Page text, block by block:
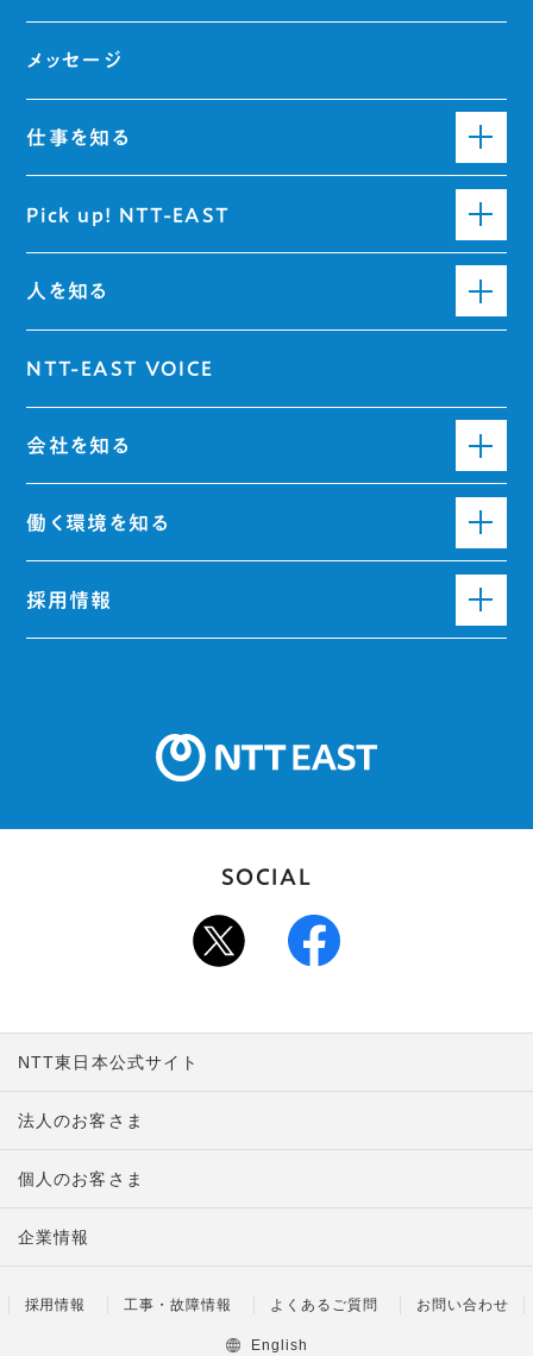
メッセージ
仕事を知る
Pick up! NTT-EAST
人を知る
NTT-EAST VOICE
会社を知る
働く環境を知る
採用情報
SOCIAL
NTT東日本公式サイト
法人のお客さま
個人のお客さま
企業情報
採用情報 工事・故障情報 よくあるご質問 お問い合わせ
English